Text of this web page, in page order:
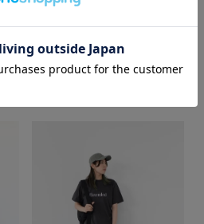
COCO
web store BINGOYA